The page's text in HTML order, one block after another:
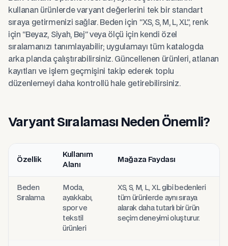
kullanan ürünlerde varyant değerlerini tek bir standart
sıraya getirmenizi sağlar. Beden için “XS, S, M, L, XL”, renk
için “Beyaz, Siyah, Bej” veya ölçü için kendi özel
sıralamanızı tanımlayabilir; uygulamayı tüm katalogda
arka planda çalıştırabilirsiniz. Güncellenen ürünleri, atlanan
kayıtları ve işlem geçmişini takip ederek toplu
düzenlemeyi daha kontrollü hale getirebilirsiniz.
Varyant Sıralaması Neden Önemli?
Özellik
Kullanım
Alanı
Mağaza Faydası
Beden
Sıralama
Moda,
ayakkabı,
spor ve
tekstil
ürünleri
XS, S, M, L, XL gibi bedenleri
tüm ürünlerde aynı sıraya
alarak daha tutarlı bir ürün
seçim deneyimi oluşturur.